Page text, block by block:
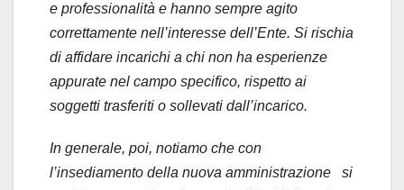
e professionalità e hanno sempre agito
correttamente nell’interesse dell’Ente. Si rischia
di affidare incarichi a chi non ha esperienze
appurate nel campo specifico, rispetto ai
soggetti trasferiti o sollevati dall’incarico.
In generale, poi, notiamo che con
l’insediamento della nuova amministrazione
si